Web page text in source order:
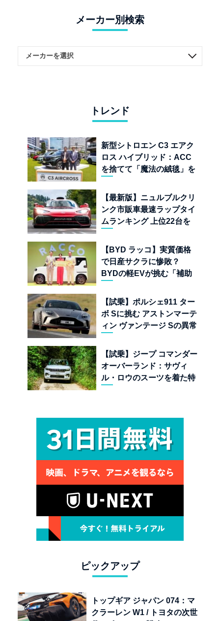
メーカー別検索
トレンド
新型シトロエン C3 エアク
ロス ハイブリッド：ACC
を捨てて「魔法の絨毯」を
児
【最新版】ニュルブルクリ
ンク市販車最速ラップタイ
ムランキング 上位22台を
【BYD ラッコ】実質価格
で日産サクラに惨敗？
BYDの軽EVが挑む「補助
界
【試乗】ポルシェ911 ター
ボ Sに挑む アストンマーテ
ィン ヴァンテージ Sの異常
狂気
【試乗】ジープ コマンダー
オーバーランド：サヴィ
ル・ロウのスーツを着た特
ピックアップ
トップギア ジャパン 074：マ
クラーレン W1 / トヨタの次世